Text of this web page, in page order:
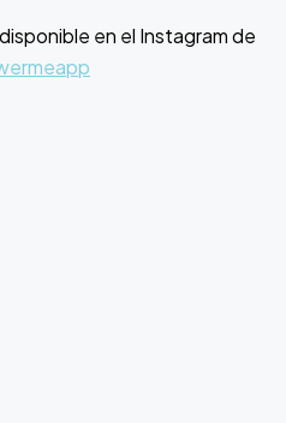
en el Instagram de